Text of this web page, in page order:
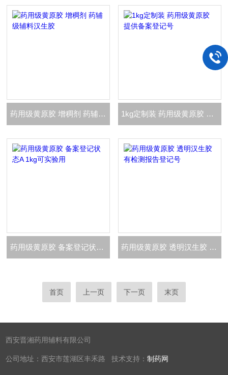
药用级黄原胶 增稠剂 药辅级辅料汉生胶 1kg定制装 药用级黄原胶 提供备案登记号
药用级黄原胶 备案登记状态A 1kg可实验用 药用级黄原胶 透明汉生胶 有检测报告登记号
首页 上一页 下一页 末页
西安晋湘药用辅料有限公司
公司地址：西安市莲湖区丰禾路 技术支持：制药网